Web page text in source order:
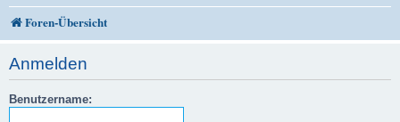
Foren-Übersicht
Anmelden
Benutzername: